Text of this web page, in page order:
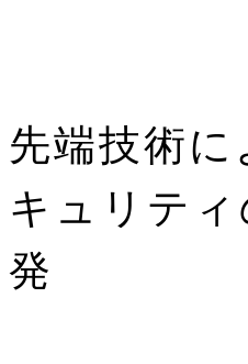
先端技術に
キュリテ
発